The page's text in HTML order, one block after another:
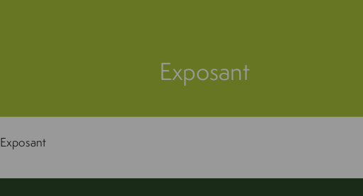
Exposant
Exposant